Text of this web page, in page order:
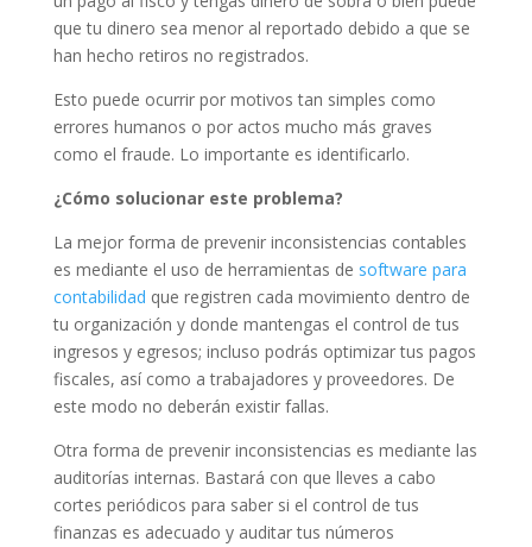
que tu dinero sea menor al reportado debido a que se
han hecho retiros no registrados.
Esto puede ocurrir por motivos tan simples como
errores humanos o por actos mucho más graves
como el fraude. Lo importante es identificarlo.
¿Cómo solucionar este problema?
La mejor forma de prevenir inconsistencias contables
es mediante el uso de herramientas de software para
contabilidad que registren cada movimiento dentro de
tu organización y donde mantengas el control de tus
ingresos y egresos; incluso podrás optimizar tus pagos
fiscales, así como a trabajadores y proveedores. De
este modo no deberán existir fallas.
Otra forma de prevenir inconsistencias es mediante las
auditorías internas. Bastará con que lleves a cabo
cortes periódicos para saber si el control de tus
finanzas es adecuado y auditar tus números